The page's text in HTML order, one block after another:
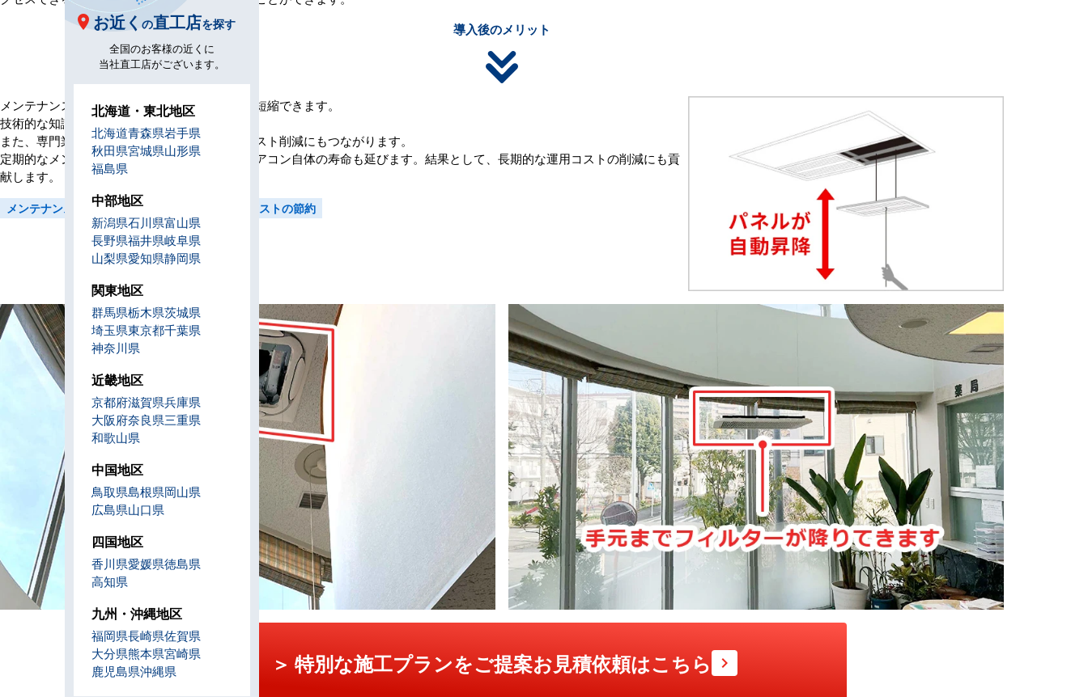
導入後のメリット
メンテナンスが簡単になることで、作業時間を短縮できます。
技術的な知識がなくても簡単に使用できます。
また、専門業者に依頼する回数も減るため、コスト削減にもつながります。
定期的なメンテナンスが容易になることで、エアコン自体の寿命も延びます。結果として、長期的な運用コストの削減にも貢
献します。
メンテナンスの手軽さ 安全性の向上 時間とコストの節約
＞ 特別な施工プランをご提案お見積依頼はこちら
お近く の直工店を探す
全国のお客様の近くに
当社直工店がございます。
北海道・東北地区
北海道青森県岩手県
秋田県宮城県山形県
福島県
中部地区
新潟県石川県富山県
長野県福井県岐阜県
山梨県愛知県静岡県
関東地区
群馬県栃木県茨城県
埼玉県東京都千葉県
神奈川県
近畿地区
京都府滋賀県兵庫県
大阪府奈良県三重県
和歌山県
中国地区
鳥取県島根県岡山県
広島県山口県
四国地区
香川県愛媛県徳島県
高知県
九州・沖縄地区
福岡県長崎県佐賀県
大分県熊本県宮崎県
鹿児島県沖縄県